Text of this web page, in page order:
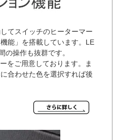
てスイッチのヒーターマー
能」を搭載しています。LE
の操作も抜群です。
をご用意しております。ま
合わせた色を選択すれば後